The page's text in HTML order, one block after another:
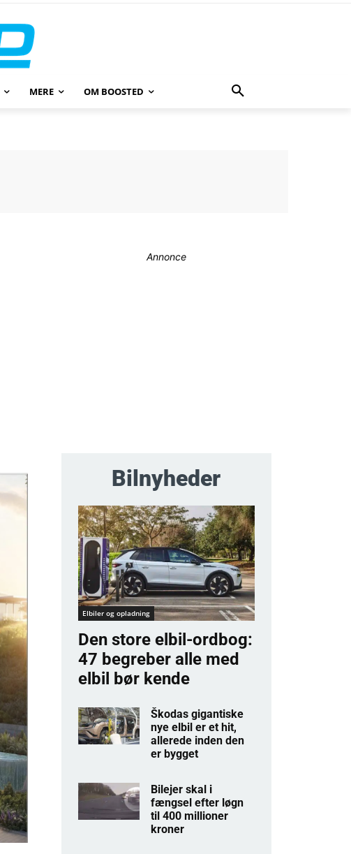
MERE OM BOOSTED
Annonce
Bilnyheder
Elbiler og opladning
Den store elbil-ordbog:
47 begreber alle med
elbil bør kende
Škodas gigantiske
nye elbil er et hit,
allerede inden den
er bygget
Bilejer skal i
fængsel efter løgn
til 400 millioner
kroner